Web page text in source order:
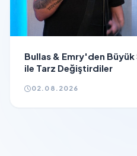
Bullas & Emry'den
ile Tarz Değiştirdiler
02.08.2026